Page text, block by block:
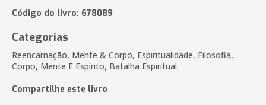
Código do livro: 678089
Categorias
Reencarnação, Mente & Corpo, Espiritualidade, Filosofia,
Corpo, Mente E Espírito, Batalha Espiritual
Compartilhe este livro